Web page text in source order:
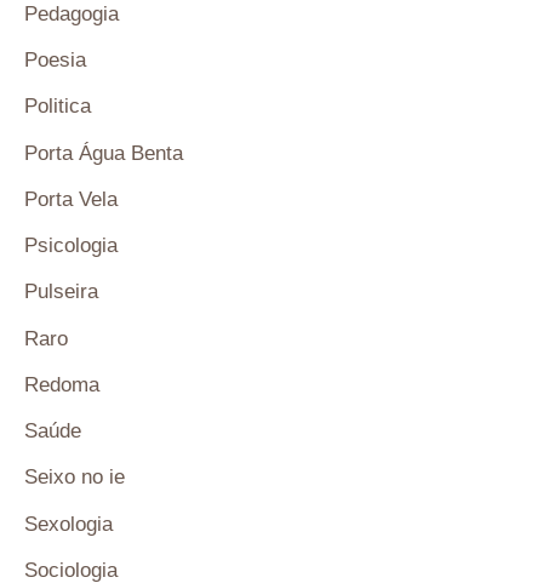
Pedagogia
Poesia
Politica
Porta Água Benta
Porta Vela
Psicologia
Pulseira
Raro
Redoma
Saúde
Seixo no ie
Sexologia
Sociologia